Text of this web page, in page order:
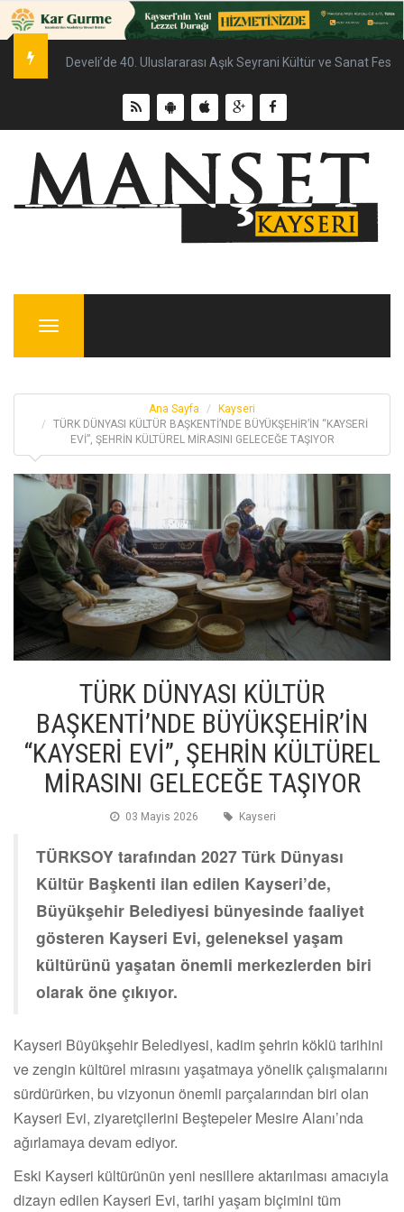
Develi’de 40. Uluslararası Aşık Seyrani Kültür ve Sanat
Menu
Ana Sayfa
Kayseri
TÜRK DÜNYASI KÜLTÜR BAŞKENTİ’NDE BÜYÜKŞEHİR’İN “KAYSERİ
EVİ”, ŞEHRİN KÜLTÜREL MİRASINI GELECEĞE TAŞIYOR
TÜRK DÜNYASI KÜLTÜR
BAŞKENTİ’NDE BÜYÜKŞEHİR’İN
“KAYSERİ EVİ”, ŞEHRİN KÜLTÜREL
MİRASINI GELECEĞE TAŞIYOR
03 Mayis 2026 Kayseri
TÜRKSOY tarafından 2027 Türk Dünyası
Kültür Başkenti ilan edilen Kayseri’de,
Büyükşehir Belediyesi bünyesinde faaliyet
gösteren Kayseri Evi, geleneksel yaşam
kültürünü yaşatan önemli merkezlerden biri
olarak öne çıkıyor.
Kayseri Büyükşehir Belediyesi, kadim şehrin köklü tarihini
ve zengin kültürel mirasını yaşatmaya yönelik çalışmalarını
sürdürürken, bu vizyonun önemli parçalarından biri olan
Kayseri Evi, ziyaretçilerini Beştepeler Mesire Alanı’nda
ağırlamaya devam ediyor.
Eski Kayseri kültürünün yeni nesillere aktarılması amacıyla
dizayn edilen Kayseri Evi, tarihi yaşam biçimini tüm